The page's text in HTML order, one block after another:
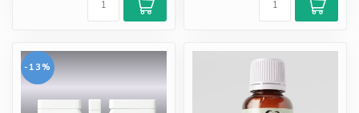
-13%